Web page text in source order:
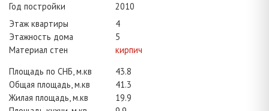
Год постройки
2010
Этаж квартиры
4
Этажность дома
5
Материал стен
кирпич
Площадь по СНБ, м.кв
43.8
Общая площадь, м.кв
41.3
Жилая площадь, м.кв
19.9